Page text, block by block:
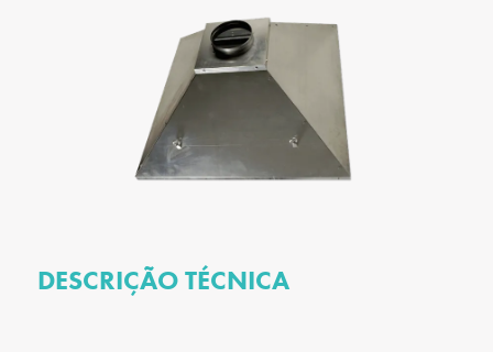
DESCRIÇÃO TÉCNICA